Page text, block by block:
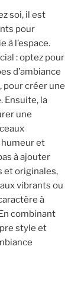
soi, il est
pour
à l’espace.
: optez pour
d’ambiance
pour créer une
Ensuite, la
une
et
à ajouter
et originales,
vibrants ou
à
combinant
style et